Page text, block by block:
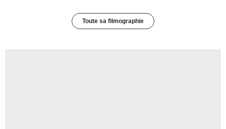
Toute sa filmographie